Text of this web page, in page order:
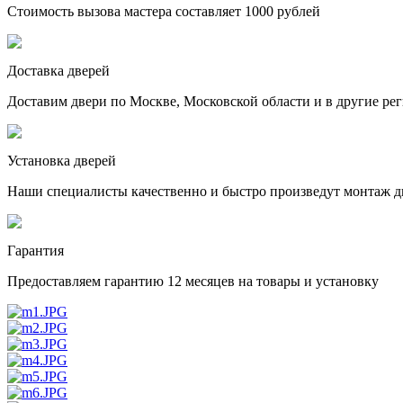
Стоимость вызова мастера составляет 1000 рублей
Доставка дверей
Доставим двери по Москве, Московской области и в другие
Установка дверей
Наши специалисты качественно и быстро произведут монтаж
Гарантия
Предоставляем гарантию 12 месяцев на товары и установку